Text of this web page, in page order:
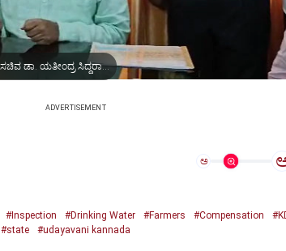
ಮಾಧ್ಯಮದವರೊಂದಿಗೆ ಮಾತನಾಡಿದ ಉಸ್ತುವಾರಿ ಸಚಿವ ಡಾ. ಯತೀಂದ್ರ ಸಿದ್ದರಾಮಯ್ಯ
ADVERTISEMENT
ಅ
#Inspection #Drinking Water #Farmers #Compensation
#state #udayavani kannada